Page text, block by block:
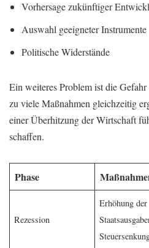
Vorhersage zukünftiger
Auswahl geeigneter Instrumente
Politische Widerstände
Ein weiteres Problem ist die
zu viele Maßnahmen gleichzeitig
einer Überhitzung der Wirtschaft
schaffen.
Phase
Rezession
Erhöhung der